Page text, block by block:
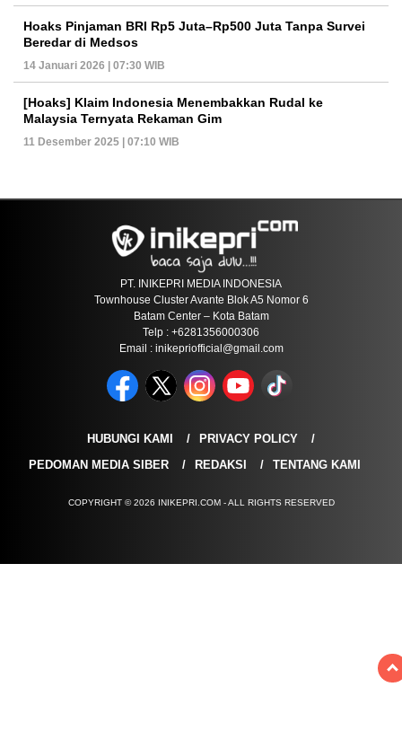
Hoaks Pinjaman BRI Rp5 Juta–Rp500 Juta Tanpa Survei
Beredar di Medsos
14 Januari 2026 | 07:30 WIB
[Hoaks] Klaim Indonesia Menembakkan Rudal ke
Malaysia Ternyata Rekaman Gim
11 Desember 2025 | 07:10 WIB
PT. INIKEPRI MEDIA INDONESIA
Townhouse Cluster Avante Blok A5 Nomor 6
Batam Center – Kota Batam
Telp : +6281356000306
Email : inikepriofficial@gmail.com
HUBUNGI KAMI
PRIVACY POLICY
PEDOMAN MEDIA SIBER
REDAKSI TENTANG KAMI
COPYRIGHT © 2026 INIKEPRI.COM - ALL RIGHTS RESERVED